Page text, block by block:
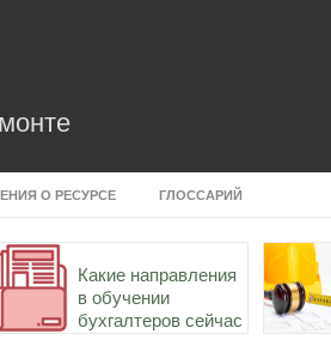
О РЕСУРСЕ ГЛОССАРИЙ
Какие направления
в обучении
бухгалтеров сейчас